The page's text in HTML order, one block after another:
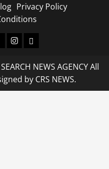
Privacy Policy
InstagramWhatsapp
NEWS AGENCY All
by CRS NEWS.